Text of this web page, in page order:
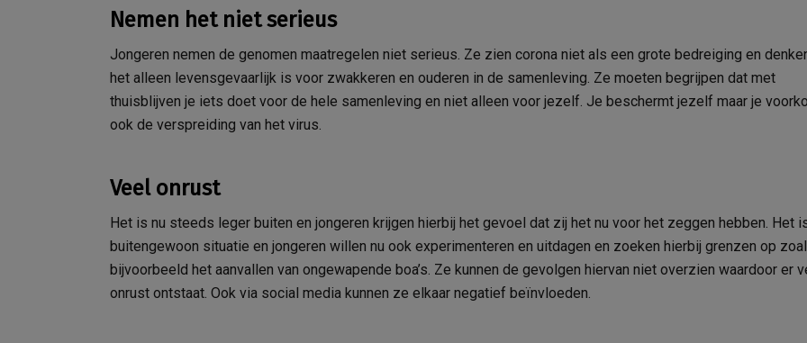
Nemen het niet serieus
Jongeren nemen de genomen maatregelen niet serieus. Ze zien corona niet als een grote bedreiging en
het alleen levensgevaarlijk is voor zwakkeren en ouderen in de samenleving. Ze moeten begrijpen dat met
thuisblijven je iets doet voor de hele samenleving en niet alleen voor jezelf. Je beschermt jezelf maar je
ook de verspreiding van het virus.
Veel onrust
Het is nu steeds leger buiten en jongeren krijgen hierbij het gevoel dat zij het nu voor het zeggen hebben. Het
buitengewoon situatie en jongeren willen nu ook experimenteren en uitdagen en zoeken hierbij grenzen op
bijvoorbeeld het aanvallen van ongewapende boa’s. Ze kunnen de gevolgen hiervan niet overzien waardoor er
onrust ontstaat. Ook via social media kunnen ze elkaar negatief beïnvloeden.